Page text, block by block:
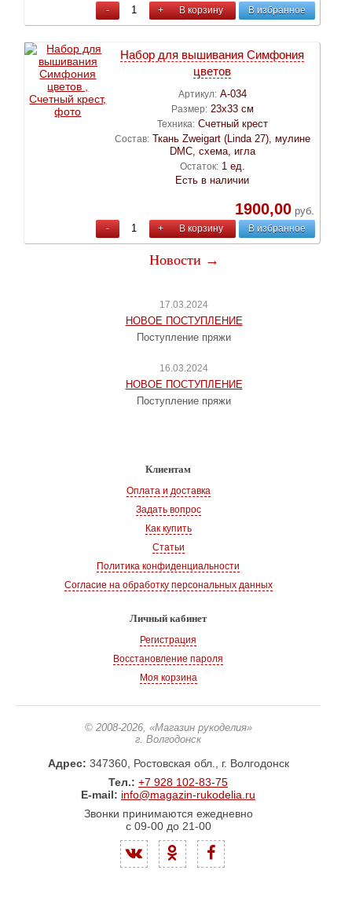
- + В корзину В избранное
Набор для вышивания Симфония
цветов
Артикул: А-034
Размер: 23х33 см
Техника: Счетный крест
Состав: Ткань Zweigart (Linda 27), мулине
DMC, схема, игла
Остаток: 1 ед.
Есть в наличии
1900,00руб.
- + В корзину В избранное
Новости →
17.03.2024
НОВОЕ ПОСТУПЛЕНИЕ
Поступление пряжи
16.03.2024
НОВОЕ ПОСТУПЛЕНИЕ
Поступление пряжи
Клиентам
Оплата и доставка
Задать вопрос
Как купить
Статьи
Политика конфиденциальности
Согласие на обработку персональных данных
Личный кабинет
Регистрация
Восстановление пароля
Моя корзина
© 2008-2026, «Магазин рукоделия»
г. Волгодонск
Адрес: 347360, Ростовская обл., г. Волгодонск
Тел.: +7 928 102-83-75
E-mail: info@magazin-rukodelia.ru
Звонки принимаются ежедневно
с 09-00 до 21-00